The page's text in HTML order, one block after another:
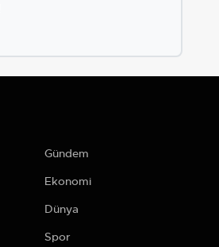
Gündem
Ekonomi
Dünya
Spor